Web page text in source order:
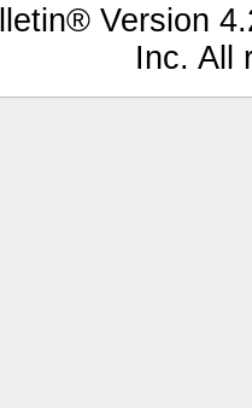
Version
Inc. All